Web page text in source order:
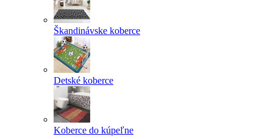
Škandinávske koberce
Detské koberce
Koberce do kúpeľne